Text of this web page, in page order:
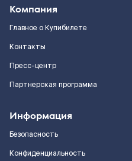
Компания
Главное о Купибилете
Контакты
Пресс-центр
Партнерская программа
Информация
Безопасность
Конфиденциальность